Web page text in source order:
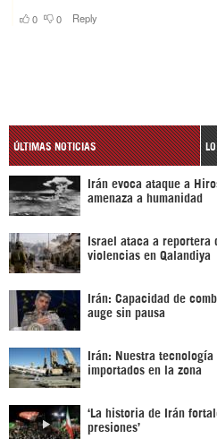
ÚLTIMAS NOTICIAS
Irán evoca ataque a
amenaza a humanidad
Israel ataca a reportera
violencias en Qalandiya
Irán: Capacidad de
auge sin pausa
Irán: Nuestra
importados en la zona
‘La historia de Irán
presiones’